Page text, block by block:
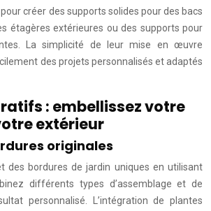
créer des supports solides pour des bacs
étagères extérieures ou des supports pour
La simplicité de leur mise en œuvre
des projets personnalisés et adaptés
: embellissez votre
extérieur
originales
des bordures de jardin uniques en utilisant
différents types d’assemblage et de
personnalisé. L’intégration de plantes